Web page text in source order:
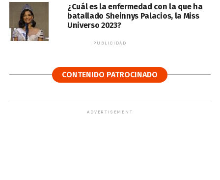
¿Cuál es la enfermedad con la que ha
batallado Sheinnys Palacios, la Miss
Universo 2023?
PUBLICIDAD
CONTENIDO PATROCINADO
ADVERTISEMENT